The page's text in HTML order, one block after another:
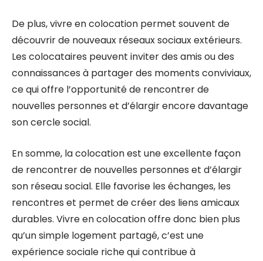
De plus, vivre en colocation permet souvent de
découvrir de nouveaux réseaux sociaux extérieurs.
Les colocataires peuvent inviter des amis ou des
connaissances à partager des moments conviviaux,
ce qui offre l’opportunité de rencontrer de
nouvelles personnes et d’élargir encore davantage
son cercle social.
En somme, la colocation est une excellente façon
de rencontrer de nouvelles personnes et d’élargir
son réseau social. Elle favorise les échanges, les
rencontres et permet de créer des liens amicaux
durables. Vivre en colocation offre donc bien plus
qu’un simple logement partagé, c’est une
expérience sociale riche qui contribue à